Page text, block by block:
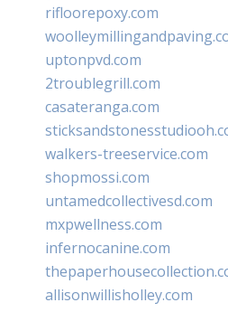
rifloorepoxy.com
uptonpvd.com
2troublegrill.com
casateranga.com
walkers-treeservice.com
shopmossi.com
untamedcollectivesd.com
mxpwellness.com
infernocanine.com
allisonwillisholley.com